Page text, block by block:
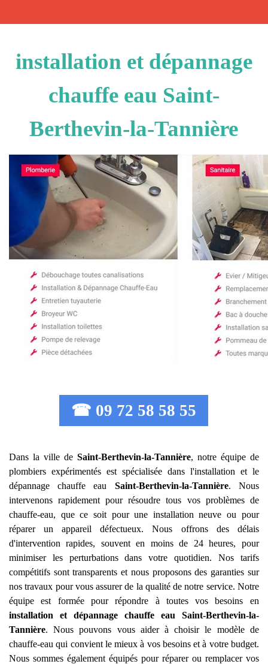
installation et dépannage
chauffe eau Saint-
Berthevin-la-Tannière
☎ 09 72 58 58 55
Dans la ville de Saint-Berthevin-la-Tannière, notre équipe de
plombiers expérimentés est spécialisée dans l'installation et le
dépannage chauffe eau Saint-Berthevin-la-Tannière. Nous
intervenons rapidement pour résoudre tous vos problèmes de
chauffe-eau, que ce soit pour une installation neuve ou pour
réparer un appareil défectueux. Nous offrons des délais
d'intervention rapides, souvent en moins de 24 heures, pour
minimiser les perturbations dans votre quotidien. Nos tarifs
compétitifs sont transparents et nous proposons des garanties sur
nos travaux pour vous assurer de la qualité de notre service. Notre
équipe est formée pour répondre à toutes vos besoins en
installation et dépannage chauffe eau
Saint-Berthevin-la-
Tannière. Nous pouvons vous aider à choisir le modèle de
chauffe-eau qui convient le mieux à vos besoins et à votre budget.
Nous sommes également équipés pour réparer ou remplacer vos